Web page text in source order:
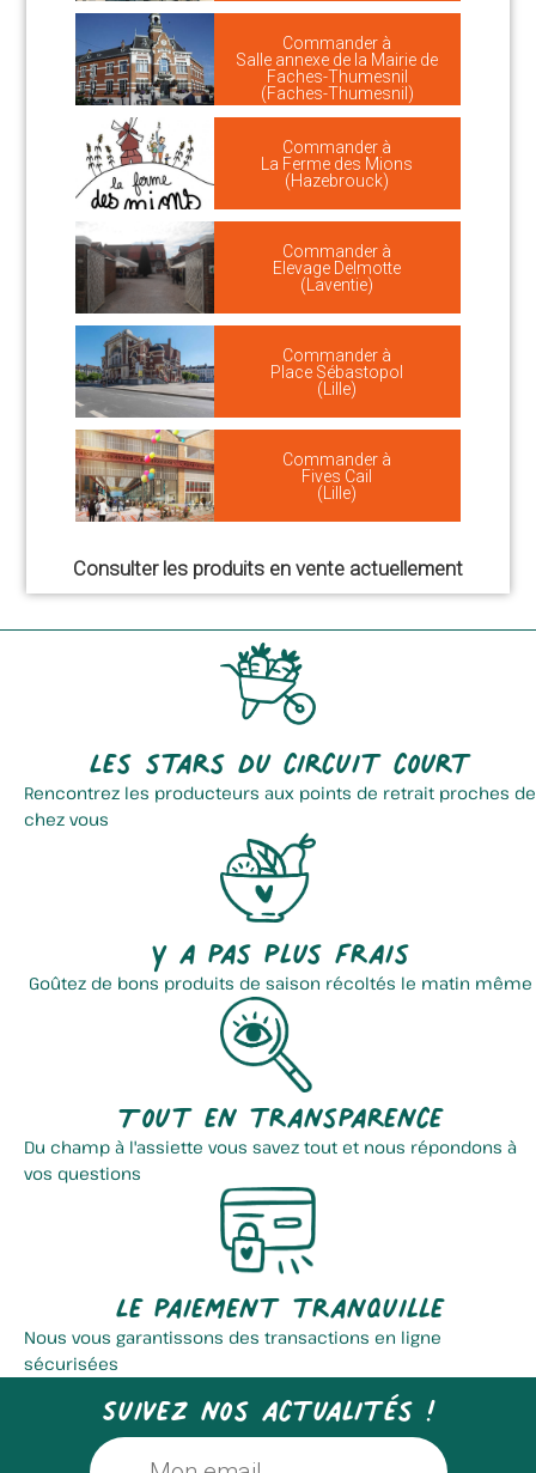
Commander à
Salle annexe de la Mairie de
Faches-Thumesnil
(Faches-Thumesnil)
Commander à
La Ferme des Mions
(Hazebrouck)
Commander à
Elevage Delmotte
(Laventie)
Commander à
Place Sébastopol
(Lille)
Commander à
Fives Cail
(Lille)
Consulter les produits en vente actuellement
Les stars du circuit court
Rencontrez les producteurs aux points de retrait proches de
chez vous
Y a pas plus frais
Goûtez de bons produits de saison récoltés le matin même
Tout en transparence
Du champ à l'assiette vous savez tout et nous répondons à
vos questions
Le paiement tranquille
Nous vous garantissons des transactions en ligne
sécurisées
Suivez nos actualités !